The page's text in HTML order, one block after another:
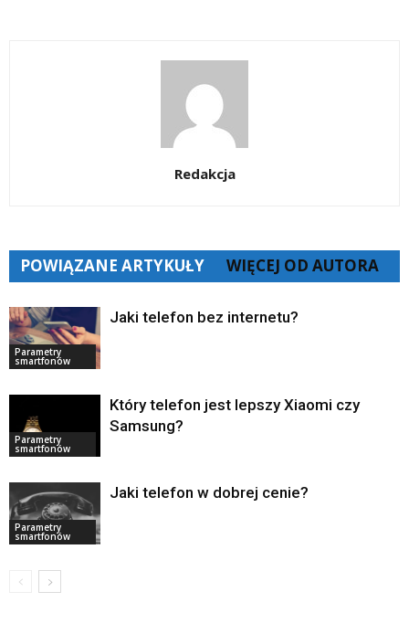
Redakcja
POWIĄZANE ARTYKUŁY WIĘCEJ OD AUTORA
Parametry
smartfonów
Jaki telefon bez internetu?
Parametry
smartfonów
Który telefon jest lepszy Xiaomi czy
Samsung?
Parametry
smartfonów
Jaki telefon w dobrej cenie?